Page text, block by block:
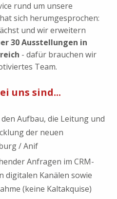
rund um unsere
sich herumgesprochen:
und wir erweitern
30 Ausstellungen in
- dafür brauchen wir
Team.
uns sind...
Aufbau, die Leitung und
der neuen
/ Anif
Anfragen im CRM-
digitalen Kanälen sowie
(keine Kaltakquise)